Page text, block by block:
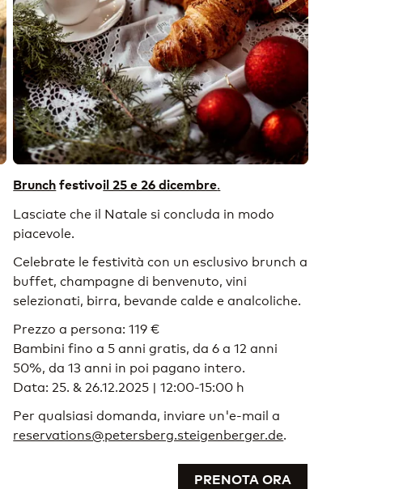
Brunchfestivoil 25 e 26 dicembre.
Lasciate che il Natale si concluda in modo
piacevole.
Celebrate le festività con un esclusivo brunch a
buffet, champagne di benvenuto, vini
selezionati, birra, bevande calde e analcoliche.
Prezzo a persona: 119 €
Bambini fino a 5 anni gratis, da 6 a 12 anni
50%, da 13 anni in poi pagano intero.
Data: 25. & 26.12.2025 | 12:00-15:00 h
Per qualsiasi domanda, inviare un'e-mail a
reservations@petersberg.steigenberger.de.
PRENOTA ORA